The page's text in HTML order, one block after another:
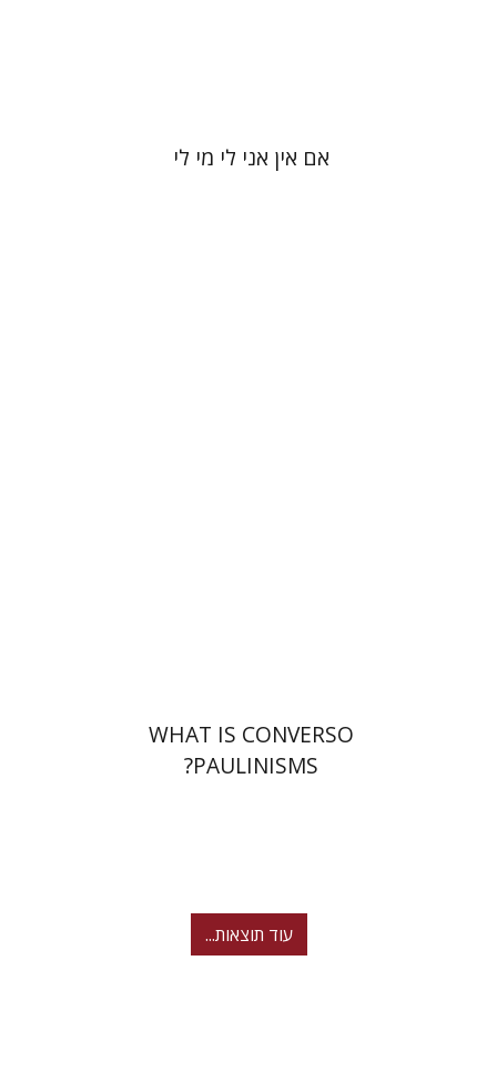
אם אין אני לי מי לי
WHAT IS CONVERSO
PAULINISMS?
עוד תוצאות...